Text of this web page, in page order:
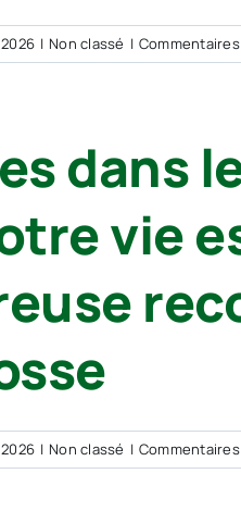
| Non classé |
dans
vie
| Non classé |